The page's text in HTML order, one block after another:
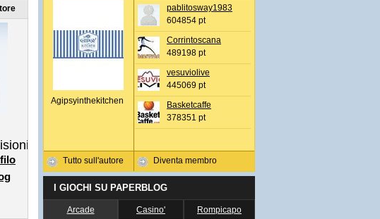
Agipsyinthekitchen
Tutto sull'autore
pablitosway1983
604854 pt
Corrintoscana
489198 pt
vesuviolive
445069 pt
Basketcaffe
378351 pt
Diventa membro
I GIOCHI SU PAPERBLOG
Arcade Casino' Rompicapo